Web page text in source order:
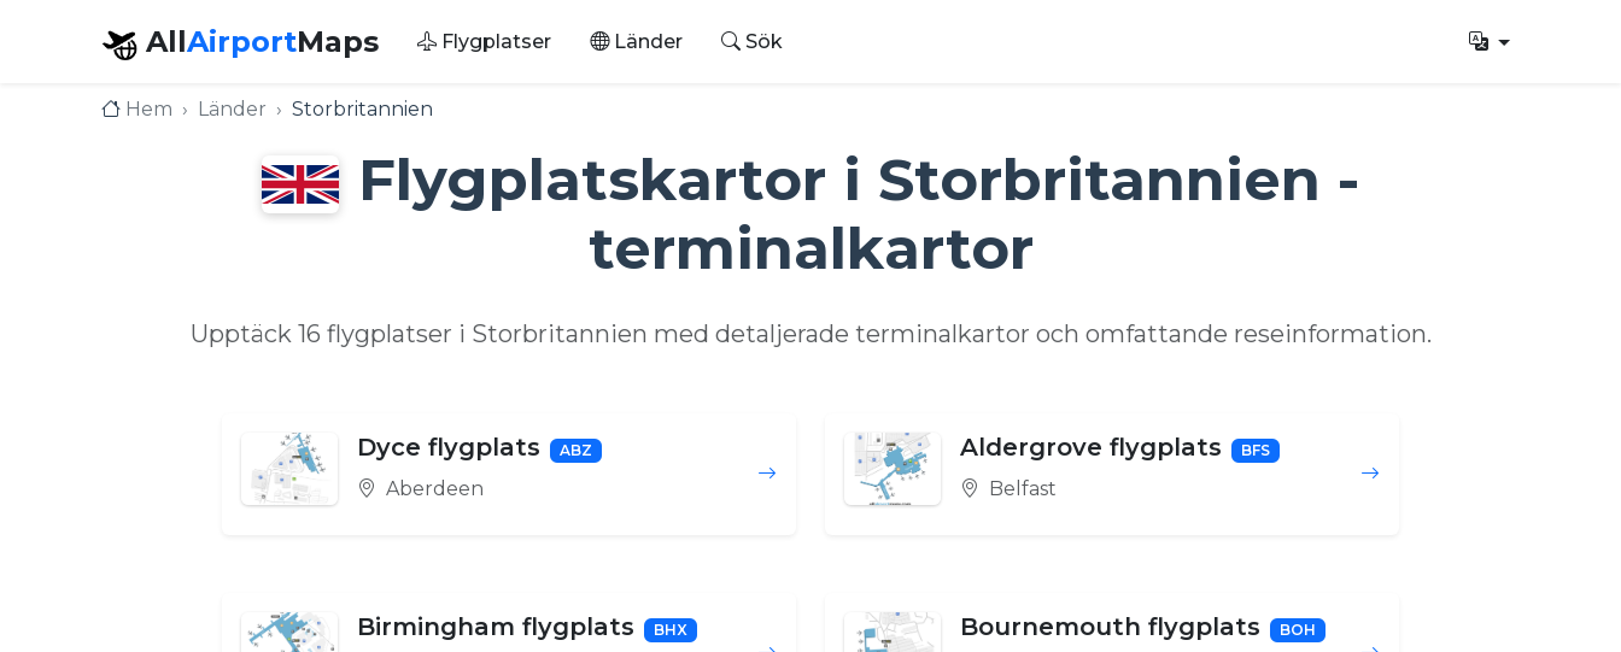
AllAirportMaps Flygplatser Länder Sök
Hem Länder Storbritannien
Flygplatskartor i Storbritannien -
terminalkartor
Upptäck 16 flygplatser i Storbritannien med detaljerade terminalkartor och omfattande reseinformation.
Dyce flygplats ABZ
Aberdeen
Aldergrove flygplats BFS
Belfast
Birmingham flygplats BHX Bournemouth flygplats BOH